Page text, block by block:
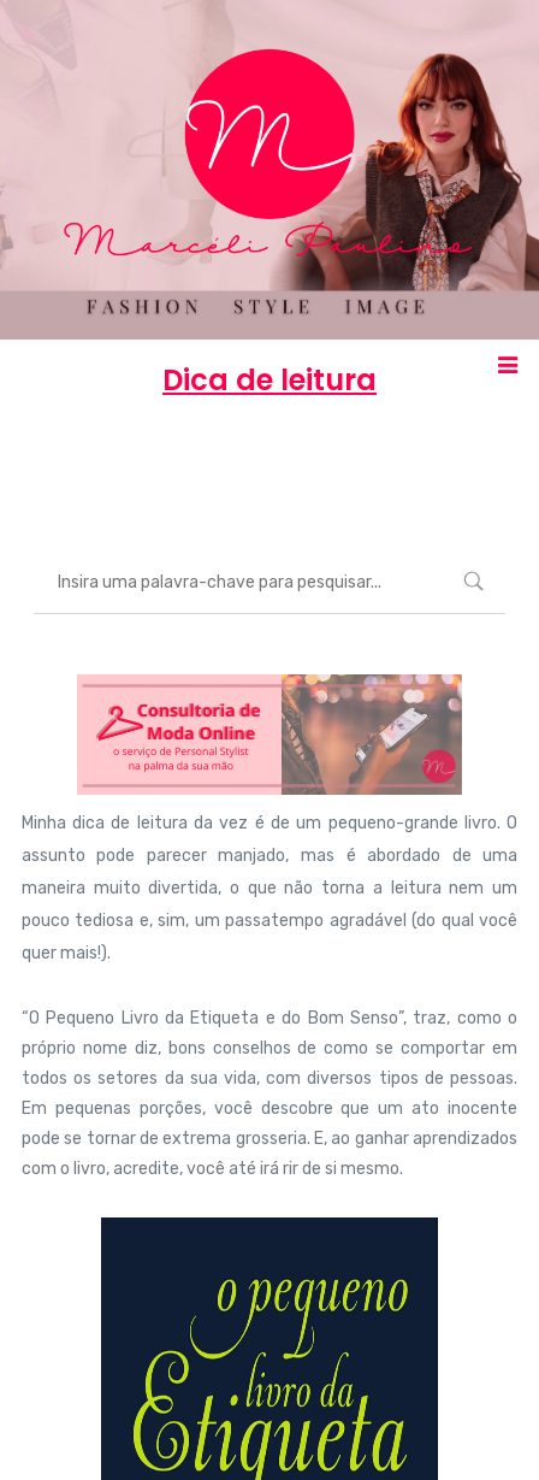
Dica de leitura
Minha dica de leitura da vez é de um pequeno-grande livro. O
assunto pode parecer manjado, mas é abordado de uma
maneira muito divertida, o que não torna a leitura nem um
pouco tediosa e, sim, um passatempo agradável (do qual você
quer mais!).
“O Pequeno Livro da Etiqueta e do Bom Senso”, traz, como o
próprio nome diz, bons conselhos de como se comportar em
todos os setores da sua vida, com diversos tipos de pessoas.
Em pequenas porções, você descobre que um ato inocente
pode se tornar de extrema grosseria. E, ao ganhar aprendizados
com o livro, acredite, você até irá rir de si mesmo.